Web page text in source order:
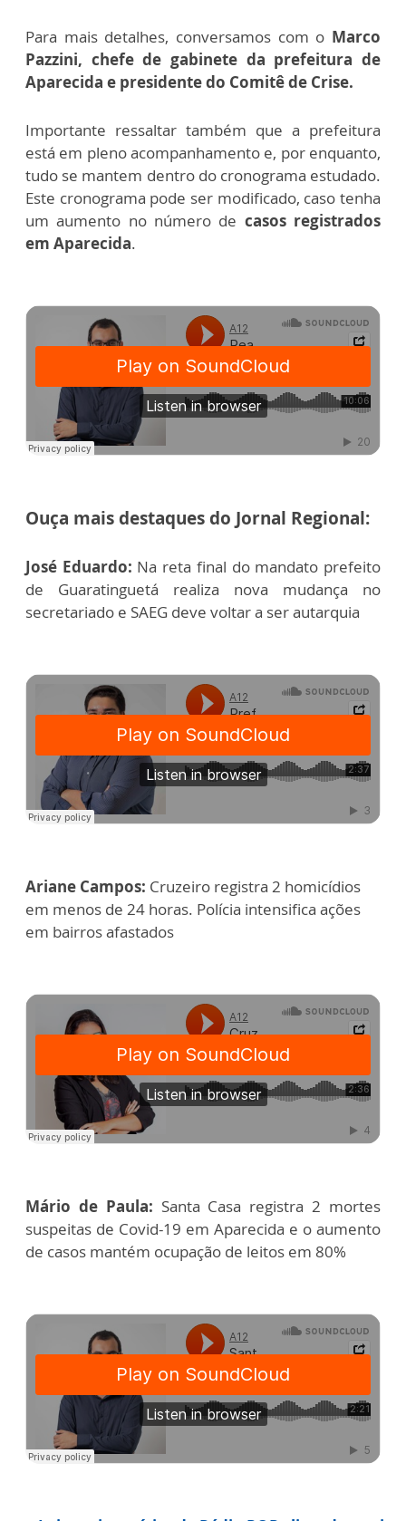
Para mais detalhes, conversamos com o Marco
Pazzini, chefe de gabinete da prefeitura de
Aparecida e presidente do Comitê de Crise.
Importante ressaltar também que a prefeitura
está em pleno acompanhamento e, por enquanto,
tudo se mantem dentro do cronograma estudado.
Este cronograma pode ser modificado, caso tenha
um aumento no número de casos registrados
em Aparecida.
Ouça mais destaques do Jornal Regional:
José Eduardo: Na reta final do mandato prefeito
de Guaratinguetá realiza nova mudança no
secretariado e SAEG deve voltar a ser autarquia
Ariane Campos: Cruzeiro registra 2 homicídios
em menos de 24 horas. Polícia intensifica ações
em bairros afastados
Mário de Paula: Santa Casa registra 2 mortes
suspeitas de Covid-19 em Aparecida e o aumento
de casos mantém ocupação de leitos em 80%